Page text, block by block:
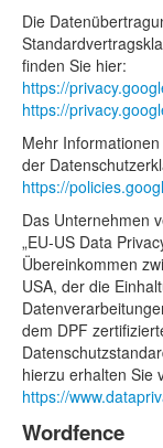
Die
finden Sie hier:
https://
https://
Mehr
der
https://
Das Unternehmen
„EU-US Data
Übereinkommen
USA, der die
dem DPF
hierzu erhalten Sie
https://
Wordfence